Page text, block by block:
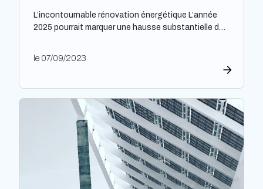
L’incontournable rénovation énergétique L’année
2025 pourrait marquer une hausse substantielle des
deviennent alors essentiels pour les propriétaires
tarifs de l’électricité. Cette initiative est
particulièrement cruciale pour les logements
qualifiés de passoires thermiques, qui connaissent
d’importants […]
le 07/09/2023